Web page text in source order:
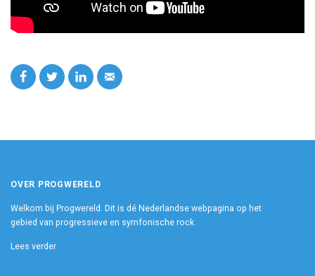
OVER PROGWERELD
Welkom bij Progwereld. Dit is dé Nederlandse webpagina op het
gebied van progressieve en symfonische rock.
Lees verder